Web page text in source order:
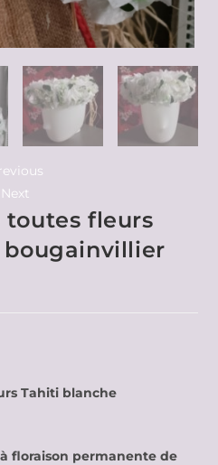
Next
toutes fleurs
Tahiti blanche
floraison permanente de